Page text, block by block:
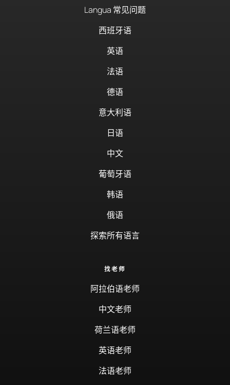
Langua 常见问题
西班牙语
英语
法语
德语
意大利语
日语
中文
葡萄牙语
韩语
俄语
探索所有语言
找老师
阿拉伯语老师
中文老师
荷兰语老师
英语老师
法语老师